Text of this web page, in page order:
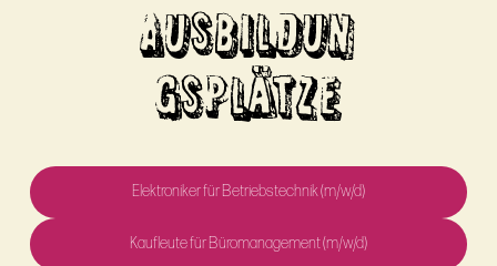
AUSBILDUN
GSPLÄTZE
Elektroniker für Betriebstechnik (m/w/d)
Kaufleute für Büromanagement (m/w/d)